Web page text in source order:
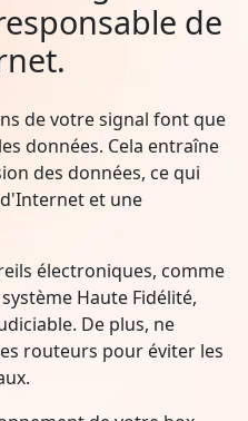
de
de votre signal font que
données. Cela entraîne
des données, ce qui
et une
électroniques, comme
Haute Fidélité,
De plus, ne
routeurs pour éviter les